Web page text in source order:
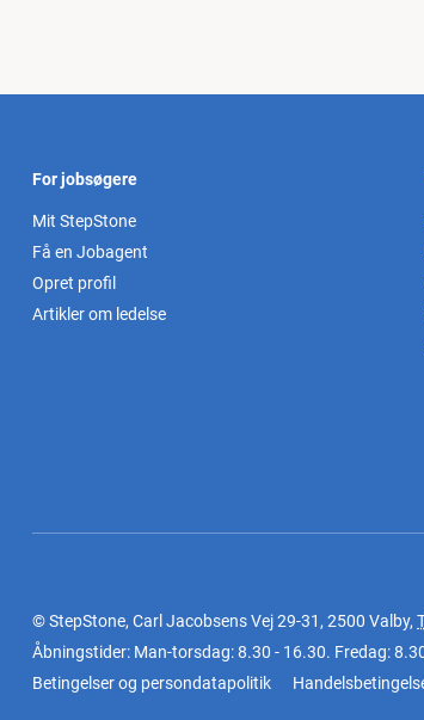
For jobsøgere
Mit StepStone
Få en Jobagent
Opret profil
Artikler om ledelse
© StepStone, Carl Jacobsens Vej 29-31, 2500 Valby,
Åbningstider: Man-torsdag: 8.30 - 16.30. Fredag:
Betingelser og persondatapolitik